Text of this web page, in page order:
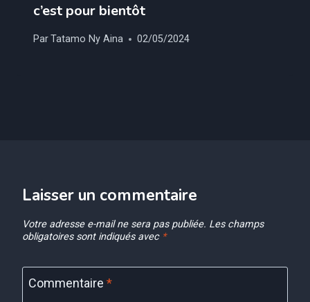
c’est pour bientôt
ParTatamo Ny Aina 02/05/2024
Laisser un commentaire
Votre adresse e-mail ne sera pas publiée. Les champs
obligatoires sont indiqués avec *
Commentaire *